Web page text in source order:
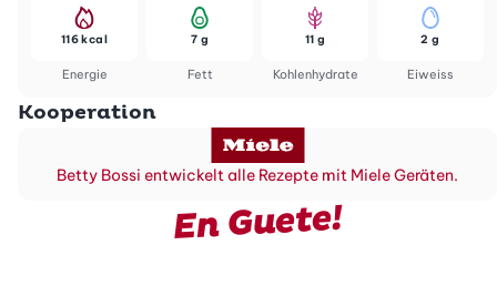
Energie
116 kcal
Fett
7 g
Kohlenhydrate
11 g
Eiweiss
2 g
Kooperation
Betty Bossi entwickelt alle Rezepte mit Miele Geräten.
En Guete!